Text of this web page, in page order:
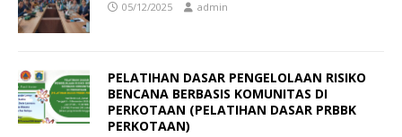
05/12/2025 admin
PELATIHAN DASAR PENGELOLAAN RISIKO
BENCANA BERBASIS KOMUNITAS DI
PERKOTAAN (PELATIHAN DASAR PRBBK
PERKOTAAN)